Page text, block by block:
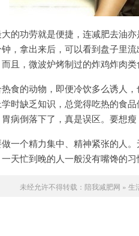
功劳就是便捷，连减肥去油亦
，拿出来后，可以看到盘子里
且，微波炉烤制过的炸鸡炸肉类
的动物，即便冷饮多么诱人，
时缺乏知识，总觉得吃热的食
病倒落下了，真是误区。要想瘦
个精力集中、精神紧张的人。
天忙到晚的人一般没有嘴馋的
未经允许不得转载： 陪我减肥网 » 生